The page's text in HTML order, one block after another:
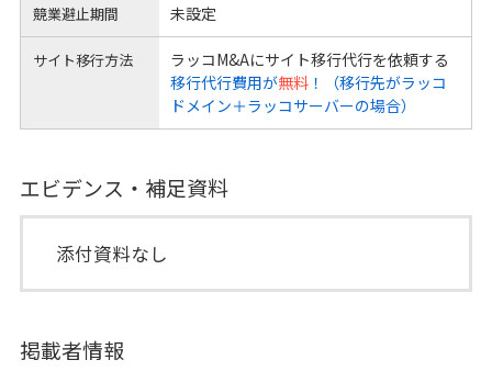
競業避止期間 未設定
サイト移行方法
ラッコM&Aにサイト移行代行を依頼する
移行代行費用が無料！（移行先がラッコ
ドメイン＋ラッコサーバーの場合）
エビデンス・補足資料
添付資料なし
掲載者情報